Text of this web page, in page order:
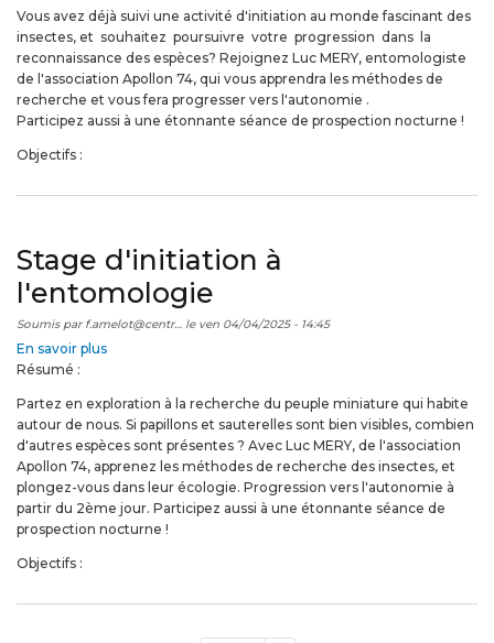
perfectionnement
à
l'entomologie
Vous avez déjà suivi une activité d'initiation au monde fascinant des
insectes, et souhaitez poursuivre votre progression dans la
reconnaissance des espèces? Rejoignez Luc MERY, entomologiste
de l'association Apollon 74, qui vous apprendra les méthodes de
recherche et vous fera progresser vers l'autonomie .
Participez aussi à une étonnante séance de prospection nocturne !
Objectifs :
Stage d'initiation à
l'entomologie
Soumis par f.amelot@centr… le ven 04/04/2025 - 14:45
En savoir plus
à
l'entomologie
Résumé :
Partez en exploration à la recherche du peuple miniature qui habite
autour de nous. Si papillons et sauterelles sont bien visibles, combien
d'autres espèces sont présentes ? Avec Luc MERY, de l'association
Apollon 74, apprenez les méthodes de recherche des insectes, et
plongez-vous dans leur écologie. Progression vers l'autonomie à
partir du 2ème jour. Participez aussi à une étonnante séance de
prospection nocturne !
Objectifs :